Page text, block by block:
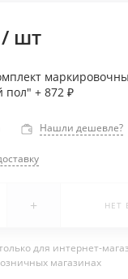
/ шт
пол" + 872 ₽
Нашли дешевле?
+ НЕТ
для интернет-
магазинах